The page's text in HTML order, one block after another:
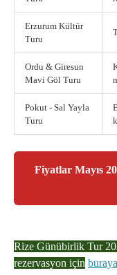
Erzurum Kültür
Turu
Ordu & Giresun
Mavi Göl Turu
Pokut - Sal Yayla
Turu
Fiyatlar Mayıs
Rize Günübirlik Tur
rezervasyon için